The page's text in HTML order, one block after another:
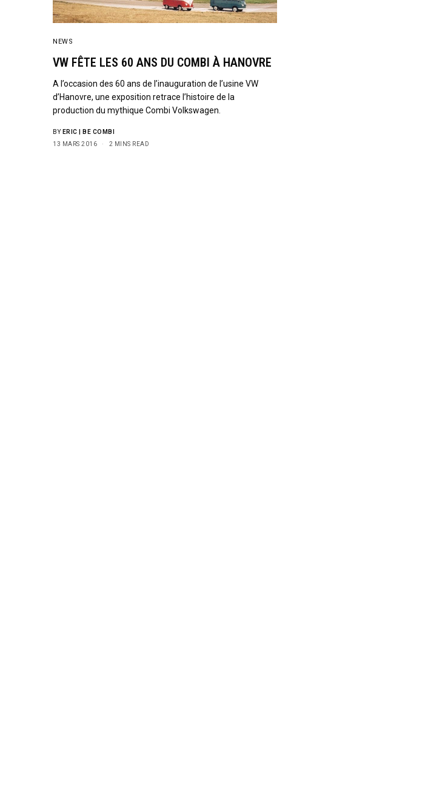
NEWS
VW FÊTE LES 60 ANS DU COMBI À HANOVRE
A l’occasion des 60 ans de l’inauguration de l’usine VW
d’Hanovre, une exposition retrace l’histoire de la
production du mythique Combi Volkswagen.
BY ERIC | BE COMBI
13 MARS 2016
2 MINS READ